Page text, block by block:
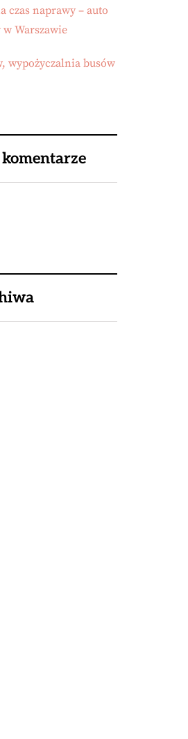
czas naprawy – auto
w Warszawie
wypożyczalnia busów